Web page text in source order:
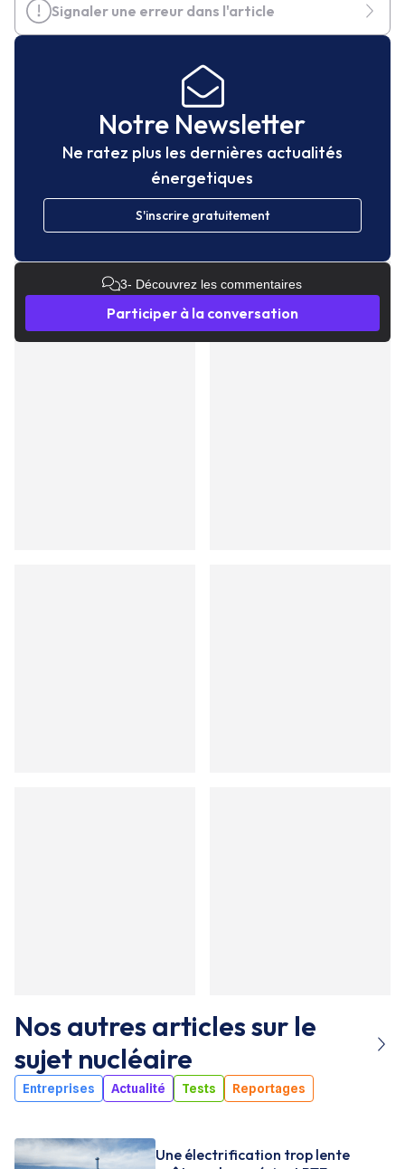
Signaler une erreur dans l'article
Notre Newsletter
Ne ratez plus les dernières actualités
énergetiques
S'inscrire gratuitement
3- Découvrez les commentaires
Participer à la conversation
Nos autres articles sur le
sujet nucléaire
Entreprises Actualité Tests Reportages
Une électrification trop lente